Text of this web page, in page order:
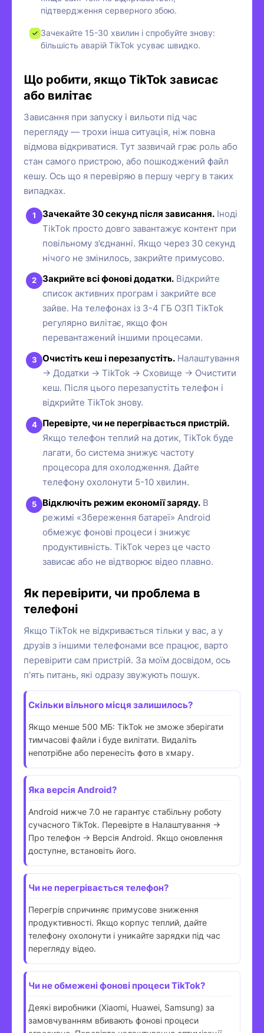
підтвердження серверного збою.
Зачекайте 15-30 хвилин і спробуйте знову:
більшість аварій TikTok усуває швидко.
Що робити, якщо TikTok зависає
або вилітає
Зависання при запуску і вильоти під час
перегляду — трохи інша ситуація, ніж повна
відмова відкриватися. Тут зазвичай грає роль або
стан самого пристрою, або пошкоджений файл
кешу. Ось що я перевіряю в першу чергу в таких
випадках.
Зачекайте 30 секунд після зависання. Іноді
TikTok просто довго завантажує контент при
повільному з'єднанні. Якщо через 30 секунд
нічого не змінилось, закрийте примусово.
Закрийте всі фонові додатки. Відкрийте
список активних програм і закрийте все
зайве. На телефонах із 3-4 ГБ ОЗП TikTok
регулярно вилітає, якщо фон
перевантажений іншими процесами.
Очистіть кеш і перезапустіть. Налаштування
→ Додатки → TikTok → Сховище → Очистити
кеш. Після цього перезапустіть телефон і
відкрийте TikTok знову.
Перевірте, чи не перегрівається пристрій.
Якщо телефон теплий на дотик, TikTok буде
лагати, бо система знижує частоту
процесора для охолодження. Дайте
телефону охолонути 5-10 хвилин.
Відключіть режим економії заряду. В
режимі «Збереження батареї» Android
обмежує фонові процеси і знижує
продуктивність. TikTok через це часто
зависає або не відтворює відео плавно.
Як перевірити, чи проблема в
телефоні
Якщо TikTok не відкривається тільки у вас, а у
друзів з іншими телефонами все працює, варто
перевірити сам пристрій. За моїм досвідом, ось
п'ять питань, які одразу звужують пошук.
Скільки вільного місця залишилось?
Якщо менше 500 МБ: TikTok не зможе зберігати
тимчасові файли і буде вилітати. Видаліть
непотрібне або перенесіть фото в хмару.
Яка версія Android?
Android нижче 7.0 не гарантує стабільну роботу
сучасного TikTok. Перевірте в Налаштування →
Про телефон → Версія Android. Якщо оновлення
доступне, встановіть його.
Чи не перегрівається телефон?
Перегрів спричиняє примусове зниження
продуктивності. Якщо корпус теплий, дайте
телефону охолонути і уникайте зарядки під час
перегляду відео.
Чи не обмежені фонові процеси TikTok?
Деякі виробники (Xiaomi, Huawei, Samsung) за
замовчуванням вбивають фонові процеси